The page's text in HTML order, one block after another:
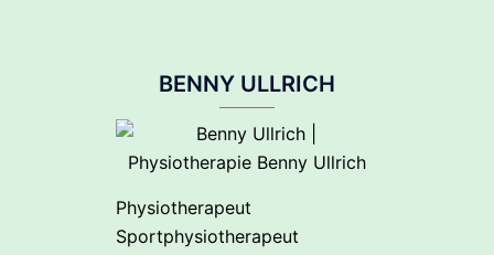
BENNY ULLRICH
Physiotherapeut
Sportphysiotherapeut